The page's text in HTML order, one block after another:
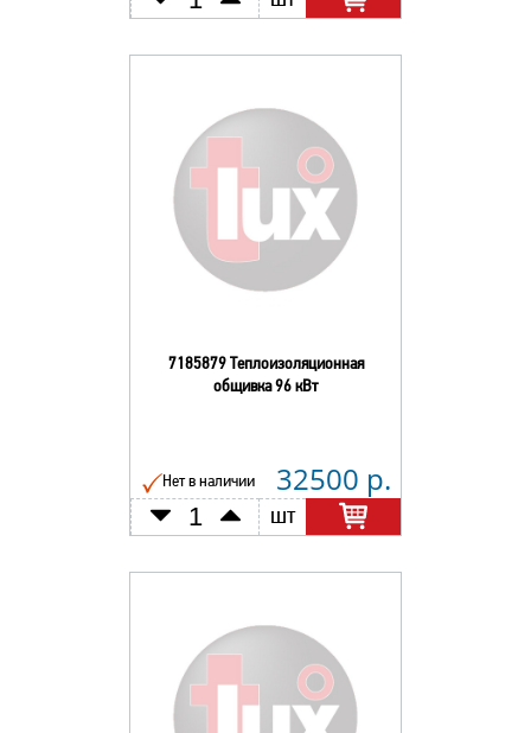
7185879 Теплоизоляционная
общивка 96 кВт
Нет в наличии 32500 р.
шт